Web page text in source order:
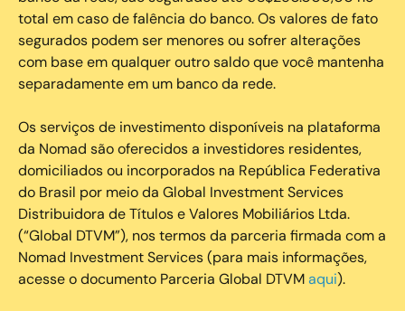
total em caso de falência do banco. Os valores de fato
segurados podem ser menores ou sofrer alterações
com base em qualquer outro saldo que você mantenha
separadamente em um banco da rede.
Os serviços de investimento disponíveis na plataforma
da Nomad são oferecidos a investidores residentes,
domiciliados ou incorporados na República Federativa
do Brasil por meio da Global Investment Services
Distribuidora de Títulos e Valores Mobiliários Ltda.
(“Global DTVM”), nos termos da parceria firmada com a
Nomad Investment Services (para mais informações,
acesse o documento Parceria Global DTVMaqui).